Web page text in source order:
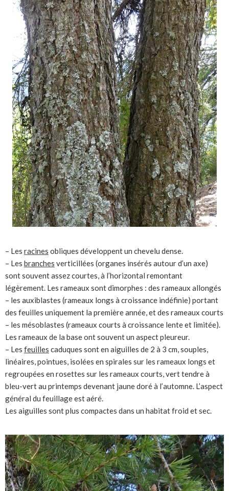
– Les racines obliques développent un chevelu dense.
– Les branches verticillées (organes insérés autour d’un axe)
sont souvent assez courtes, à l’horizontal remontant
légèrement. Les rameaux sont dimorphes : des rameaux allongés
– les auxiblastes (rameaux longs à croissance indéfinie) portant
des feuilles uniquement la première année, et des rameaux courts
– les mésoblastes (rameaux courts à croissance lente et limitée).
Les rameaux de la base ont souvent un aspect pleureur.
– Les feuilles caduques sont en aiguilles de 2 à 3 cm, souples,
linéaires, pointues, isolées en spirales sur les rameaux longs et
regroupées en rosettes sur les rameaux courts, vert tendre à
bleu-vert au printemps devenant jaune doré à l’automne. L’aspect
général du feuillage est aéré.
Les aiguilles sont plus compactes dans un habitat froid et sec.